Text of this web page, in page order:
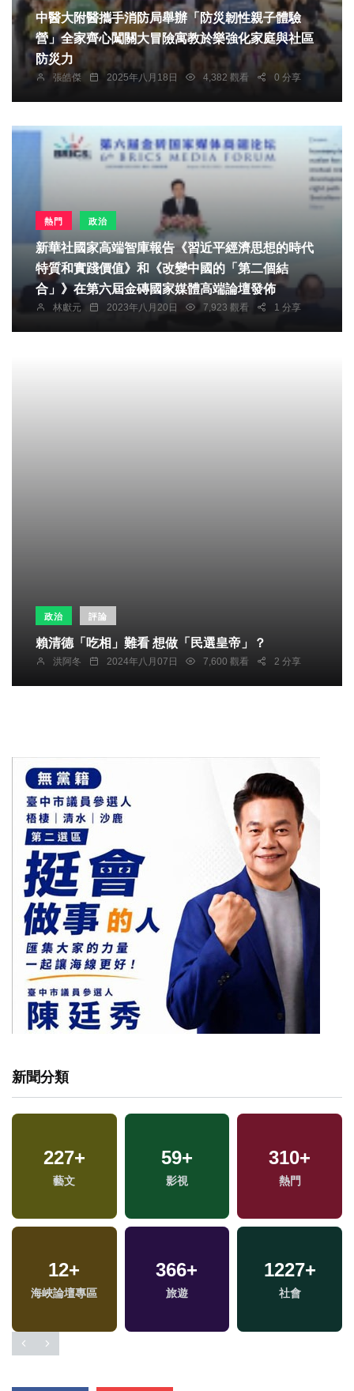
中醫大附醫攜手消防局舉辦「防災韌性親子體驗
營」全家齊心闖關大冒險寓教於樂強化家庭與社區
防災力
張皓傑 2025年八月18日 4,382 觀看 0 分享
熱門 政治
新華社國家高端智庫報告《習近平經濟思想的時代
特質和實踐價值》和《改變中國的「第二個結
合」》在第六屆金磚國家媒體高端論壇發佈
林獻元 2023年八月20日 7,923 觀看 1 分享
政治 評論
賴清德「吃相」難看 想做「民選皇帝」？
洪阿冬 2024年八月07日 7,600 觀看 2 分享
新聞分類
227+
藝文
59+
影視
310+
熱門
12+
海峽論壇專區
366+
旅遊
1227+
社會